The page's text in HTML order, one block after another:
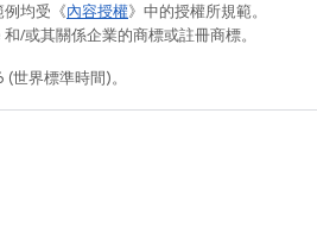
均受《內容授權》中的授權所規範。
/或其關係企業的商標或註冊商標。
界標準時間)。